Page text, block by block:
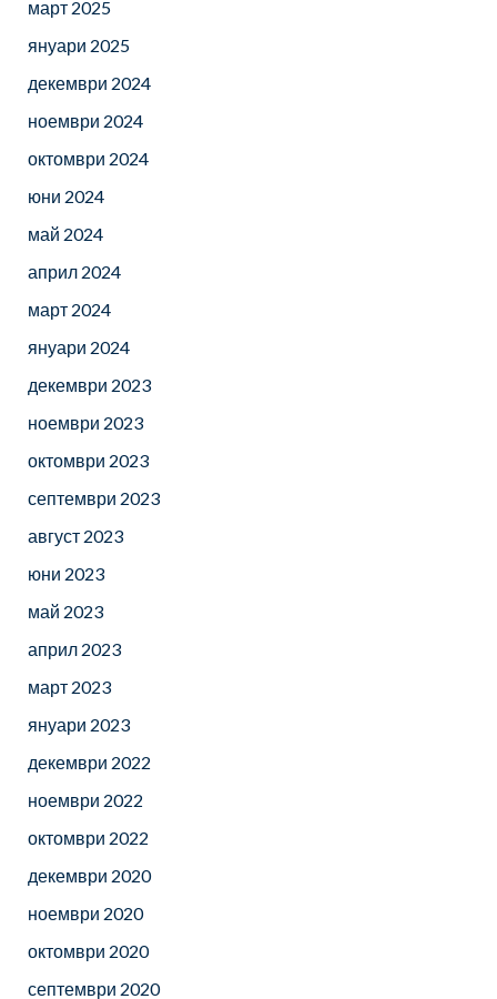
март 2025
януари 2025
декември 2024
ноември 2024
октомври 2024
юни 2024
май 2024
април 2024
март 2024
януари 2024
декември 2023
ноември 2023
октомври 2023
септември 2023
август 2023
юни 2023
май 2023
април 2023
март 2023
януари 2023
декември 2022
ноември 2022
октомври 2022
декември 2020
ноември 2020
октомври 2020
септември 2020